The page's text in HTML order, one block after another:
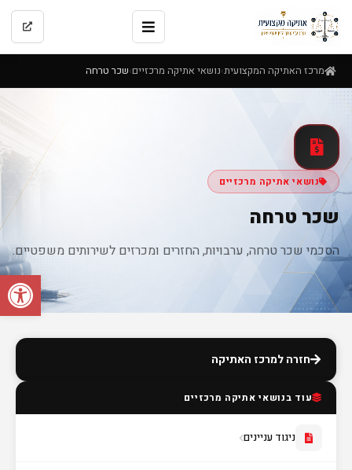
פתח
מרכז האתיקה המקצועית›נושאי אתיקה מרכזיים›שכר טרחה
נושאי אתיקה מרכזיים
שכר טרחה
הסכמי שכר טרחה, ערבויות, החזרים ומכרזים לשירותים משפטיים.
חזרה למרכז האתיקה
עוד בנושאי אתיקה מרכזיים
ניגוד עניינים